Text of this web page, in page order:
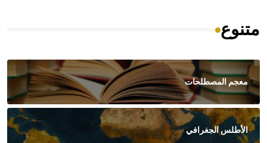
متنوع
معجم المصطلحات
الأطلس الجغرافي